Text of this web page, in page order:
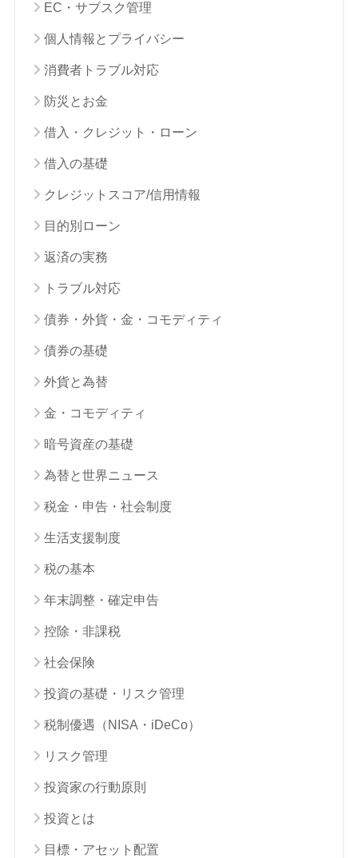
EC・サブスク管理
個人情報とプライバシー
消費者トラブル対応
防災とお金
借入・クレジット・ローン
借入の基礎
クレジットスコア/信用情報
目的別ローン
返済の実務
トラブル対応
債券・外貨・金・コモディティ
債券の基礎
外貨と為替
金・コモディティ
暗号資産の基礎
為替と世界ニュース
税金・申告・社会制度
生活支援制度
税の基本
年末調整・確定申告
控除・非課税
社会保険
投資の基礎・リスク管理
税制優遇（NISA・iDeCo）
リスク管理
投資家の行動原則
投資とは
目標・アセット配置